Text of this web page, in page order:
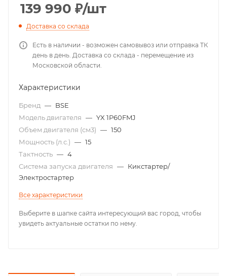
139 990 ₽/шт
Доставка со склада
Есть в наличии - возможен самовывоз или отправка ТК
день в день. Доставка со склада - перемещение из
Московской области.
Характеристики
Бренд — BSE
Модель двигателя — YX 1P60FMJ
Объем двигателя (см3) — 150
Мощность (л.с.) — 15
Тактность — 4
Система запуска двигателя — Кикстартер/
Электростартер
Все характеристики
Выберите в шапке сайта интересующий вас город, чтобы
увидеть актуальные остатки по нему.